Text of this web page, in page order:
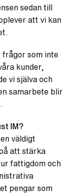
sedan till
att vi kan
frågor som inte
kunder,
vi själva och
samarbete blir
IM?
väldigt
att stärka
fattigdom och
pengar som